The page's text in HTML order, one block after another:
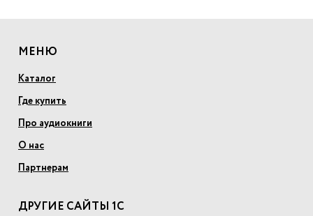
МЕНЮ
Каталог
Где купить
Про аудиокниги
О нас
Партнерам
ДРУГИЕ САЙТЫ 1С